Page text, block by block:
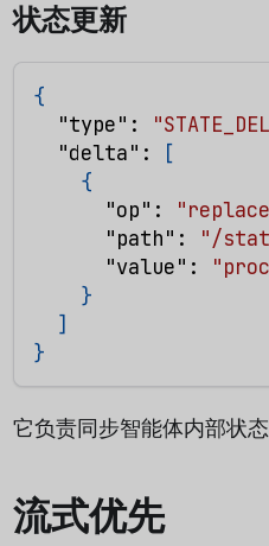
状态更新
{
"type" :
"delta" :
[
{
"op" :
"path" : "/
"value" :
}
]
}
它负责同步智能体内部状
流式优先